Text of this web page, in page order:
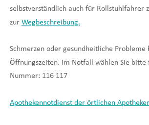
selbstverständlich auch für Rollstuhlfahrer
zur Wegbeschreibung.
Schmerzen oder gesundheitliche Probleme
Öffnungszeiten. Im Notfall wählen Sie
Nummer: 116 117
Apothekennotdienst der örtlichen